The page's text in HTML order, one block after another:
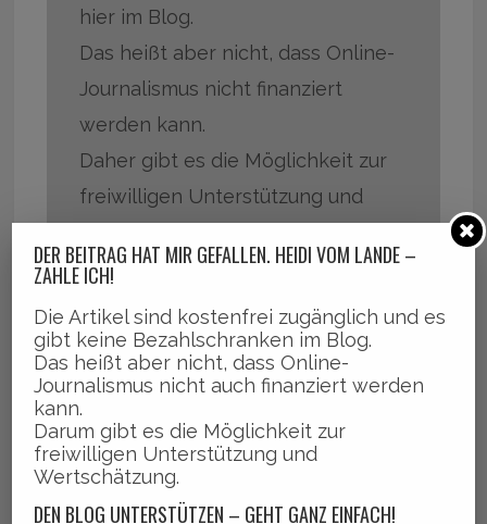
hier im Blog.
Das heißt aber nicht, dass Online-
Journalismus nicht finanziert
werden kann.
Daher gibt es die Möglichkeit zur
freiwilligen Unterstützung und
DEN BLOG UNTERSTÜTZEN – GEHT GANZ
EINFACH ÜBER PAYPAL
Auch ein kleiner Betrag hilft schon
ungemein und bedeutet ganz viel.
Daher sind Betrag und Häufigkeit
bei Paypal frei wählbar.
DER BEITRAG HAT MIR GEFALLEN. HEIDI VOM LANDE –
ZAHLE ICH!
Die Artikel sind kostenfrei zugänglich und es
gibt keine Bezahlschranken im Blog.
Das heißt aber nicht, dass Online-
Journalismus nicht auch finanziert werden
kann.
Darum gibt es die Möglichkeit zur
freiwilligen Unterstützung und
Wertschätzung.
DEN BLOG UNTERSTÜTZEN – GEHT GANZ EINFACH!